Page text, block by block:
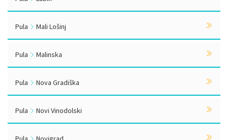
Pula Mali Lošinj
Pula Malinska
Pula Nova Gradiška
Pula Novi Vinodolski